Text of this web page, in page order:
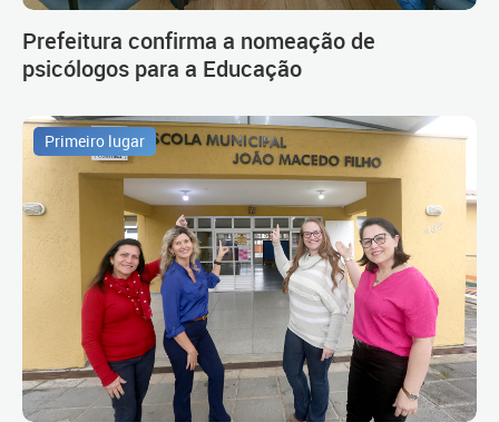
Prefeitura confirma a nomeação de
psicólogos para a Educação
Primeiro lugar